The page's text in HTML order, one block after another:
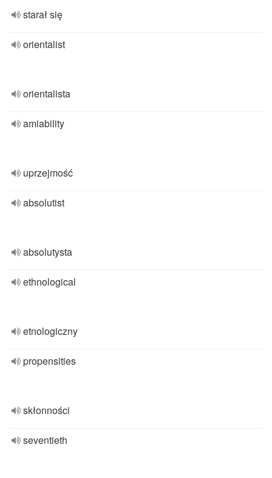
starał się
orientalist
orientalista
amiability
uprzejmość
absolutist
absolutysta
ethnological
etnologiczny
propensities
skłonności
seventieth